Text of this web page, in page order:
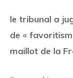
le tribunal a
de «
maillot de la